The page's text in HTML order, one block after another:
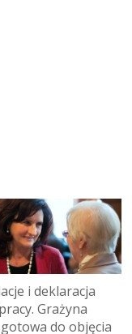
i deklaracja
Grażyna
do objęcia